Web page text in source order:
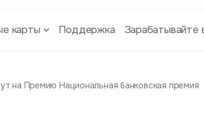
карты Поддержка Зарабатывайте
на Премию Национальная банковская премия